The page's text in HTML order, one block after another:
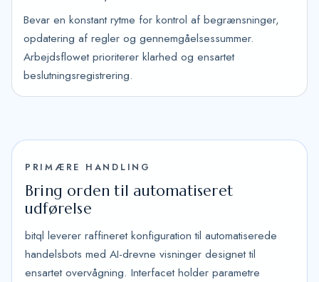
Bevar en konstant rytme for kontrol af begrænsninger,
opdatering af regler og gennemgåelsessummer.
Arbejdsflowet prioriterer klarhed og ensartet
beslutningsregistrering.
PRIMÆRE HANDLING
Bring orden til automatiseret
udførelse
bitql leverer raffineret konfiguration til automatiserede
handelsbots med AI-drevne visninger designet til
ensartet overvågning. Interfacet holder parametre